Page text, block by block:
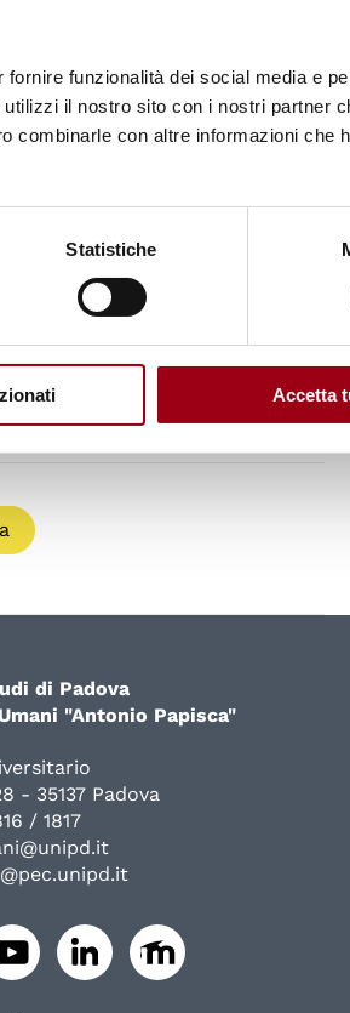
funzionalità dei social media e
il nostro sito con i nostri partner
combinarle con altre informazioni che
Statistiche
Accetta
di formazione e
percorso di alta
creativa.
di Padova
"Antonio Papisca"
- 35137 Padova
/ 1817